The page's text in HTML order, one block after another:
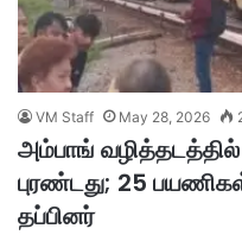
VM Staff May 28, 2026
அம்பாங் வழித்தடத்தில்
புரண்டது; 25
தப்பினர்